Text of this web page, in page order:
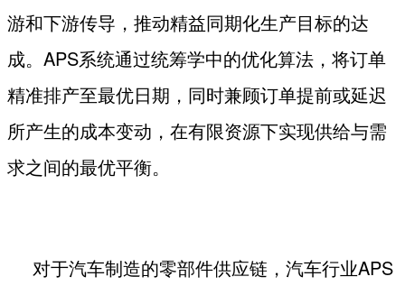
游和下游传导，推动精益同期化生产目标的达
成。 APS系统通过统筹学中的优化算法，将订单
精准排产至最优日期，同时兼顾订单提前或延迟
所产生的成本变动，在有限资源下实现供给与需
求之间的最优平衡。
对于汽车制造的零部件供应链，汽车行业APS